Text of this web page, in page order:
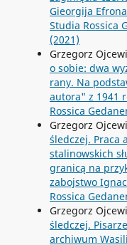
Gieorgija
Studia Rossica
(2021)
Grzegorz
o sobie: dwa
rany. Na
autora" z 1941
Rossica
Grzegorz
śledczej. Praca
stalinowskich
granicą na
zabojstwo
Rossica
Grzegorz
śledczej.
archiwum